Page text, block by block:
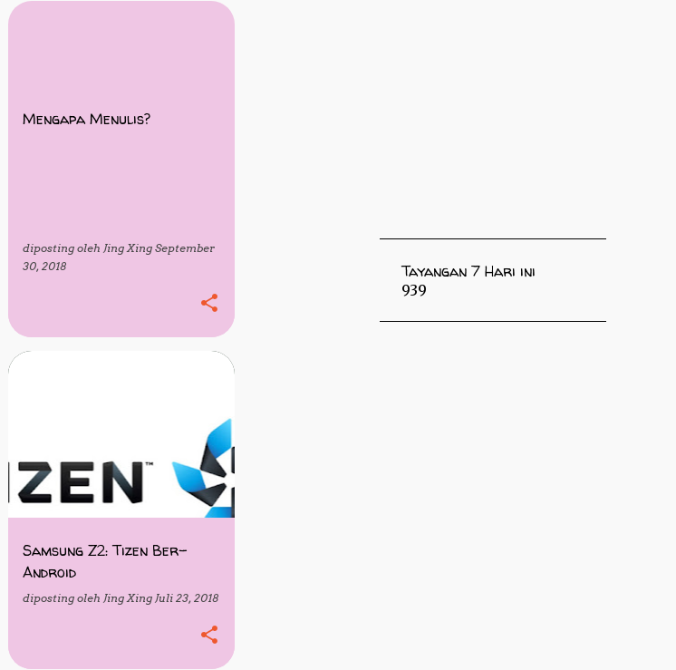
Mengapa Menulis?
diposting oleh Jing Xing September
30, 2018
Samsung Z2: Tizen Ber-
Android
diposting oleh Jing Xing Juli 23, 2018
Tayangan 7 Hari ini
939